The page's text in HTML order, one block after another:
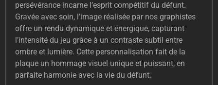
persévérance incarne l’esprit compétitif du défunt.
Gravée avec soin, l’image réalisée par nos graphistes
offre un rendu dynamique et énergique, capturant
l’intensité du jeu grâce à un contraste subtil entre
ombre et lumière. Cette personnalisation fait de la
plaque un hommage visuel unique et puissant, en
parfaite harmonie avec la vie du défunt.